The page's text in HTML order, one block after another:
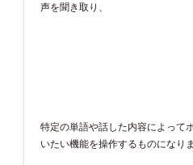
声を聞き取り、
特定の単語や話した内容によって
いたい機能を操作するものになり